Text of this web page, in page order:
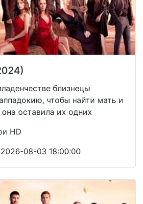
близнецы
чтобы найти мать и
оставила их одних
HD
2026-08-03 18:00:00